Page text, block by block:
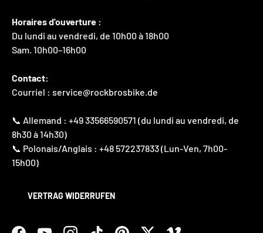
Horaires d'ouverture :
Du lundi au vendredi, de 10h00 à 18h00
Sam. 10h00–16h00
Contact:
Courriel : service@rockbrosbike.de
📞 Allemand : +49 33566590571 (du lundi au vendredi, de
8h30 à 14h30)
📞 Polonais/Anglais : +48 572237833 (Lun-Ven, 7h00-
15h00)
VERTRAG WIDERRUFEN